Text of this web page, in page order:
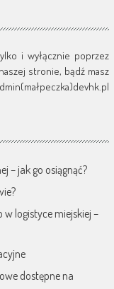
i wyłącznie poprzez
stronie, bądź masz
– jak go osiągnąć?
logistyce miejskiej –
dostępne na